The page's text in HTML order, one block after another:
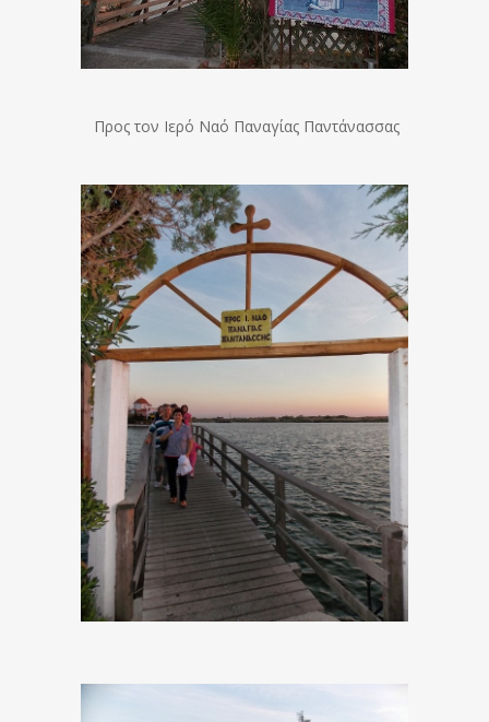
Προς τον Ιερό Ναό Παναγίας Παντάνασσας